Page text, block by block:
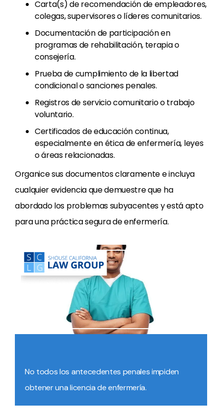
Carta(s) de recomendación de empleadores,
colegas, supervisores o líderes comunitarios.
Documentación de participación en
programas de rehabilitación, terapia o
consejería.
Prueba de cumplimiento de la libertad
condicional o sanciones penales.
Registros de servicio comunitario o trabajo
voluntario.
Certificados de educación continua,
especialmente en ética de enfermería, leyes
o áreas relacionadas.
Organice sus documentos claramente e incluya
cualquier evidencia que demuestre que ha
abordado los problemas subyacentes y está apto
para una práctica segura de enfermería.
No todos los antecedentes penales impiden
obtener una licencia de enfermería.